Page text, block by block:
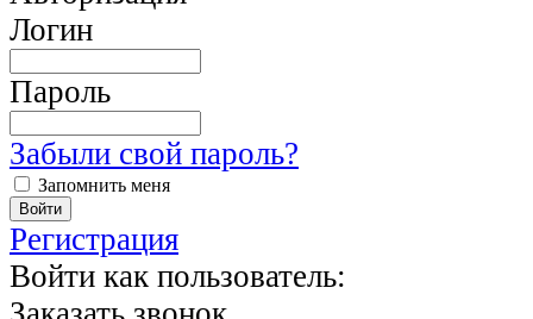
Логин
Пароль
Забыли свой пароль?
Запомнить меня
Регистрация
Войти как пользователь: